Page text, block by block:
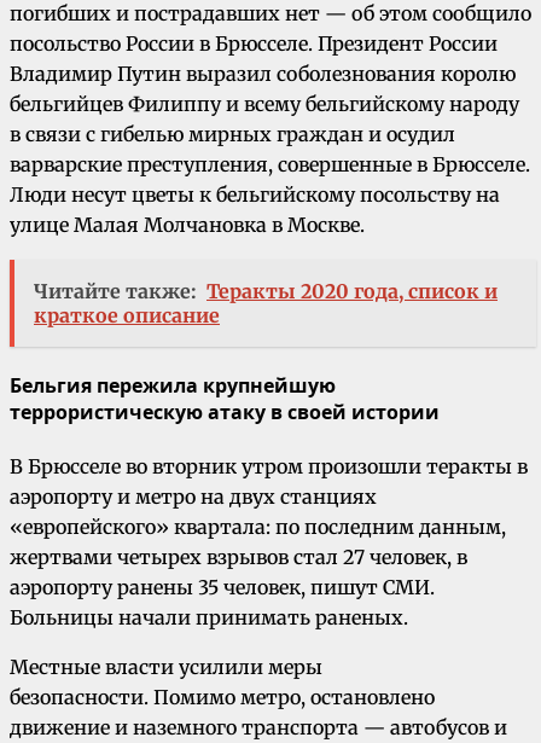
погибших и пострадавших нет — об этом сообщило
посольство России в Брюсселе. Президент России
Владимир Путин выразил соболезнования королю
бельгийцев Филиппу и всему бельгийскому народу
в связи с гибелью мирных граждан и осудил
варварские преступления, совершенные в Брюсселе.
Люди несут цветы к бельгийскому посольству на
улице Малая Молчановка в Москве.
Читайте также: Теракты 2020 года, список и
краткое описание
Бельгия пережила крупнейшую
террористическую атаку в своей истории
В Брюсселе во вторник утром произошли теракты в
аэропорту и метро на двух станциях
«европейского» квартала: по последним данным,
жертвами четырех взрывов стал 27 человек, в
аэропорту ранены 35 человек, пишут СМИ.
Больницы начали принимать раненых.
Местные власти усилили меры
безопасности. Помимо метро, остановлено
движение и наземного транспорта — автобусов и